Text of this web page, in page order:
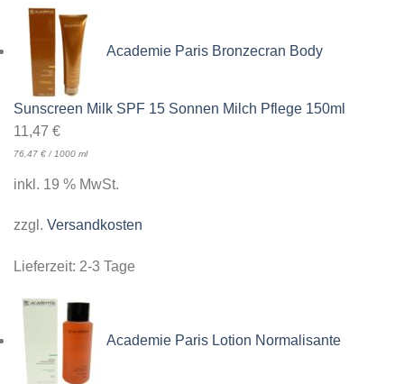
Academie Paris Bronzecran Body
Sunscreen Milk SPF 15 Sonnen Milch Pflege 150ml
11,47 €
76,47 € / 1000 ml
inkl. 19 % MwSt.
zzgl. Versandkosten
Lieferzeit: 2-3 Tage
Academie Paris Lotion Normalisante